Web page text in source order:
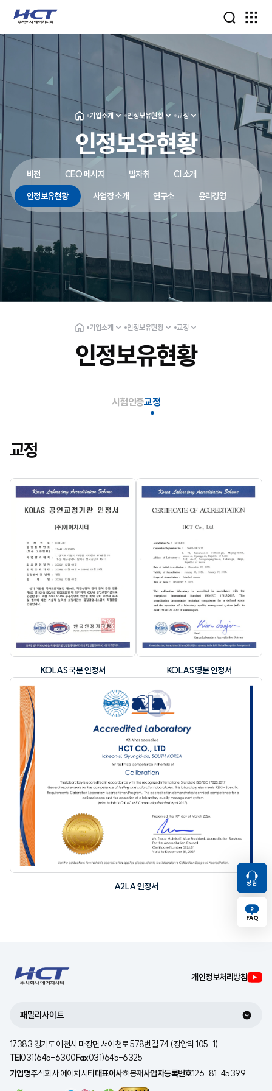
기업소개 인정보유현황 교정
인정보유현황
비전 CEO 메시지 발자취
CI 소개
인정보유현황
사업장 소개 연구소 윤리경영
기업소개 인정보유현황 교정
인정보유현황
시험인증교정
교정
KOLAS 국문 인정서 KOLAS 영문 인정서
A2LA 인정서
개인정보처리방침
패밀리사이트
17383 경기도 이천시 마장면 서이천로 578번길 74 (장암리 105-1)
TEl031)645-6300Fax031)645-6325
기업명주식회사 에이치시티대표이사허봉재사업자등록번호126-81-45399
상담
FAQ